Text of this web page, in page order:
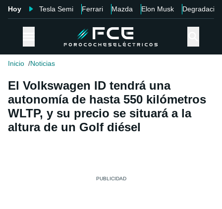
Hoy Tesla Semi Ferrari Mazda Elon Musk Degradación
Inicio Noticias
El Volkswagen ID tendrá una
autonomía de hasta 550 kilómetros
WLTP, y su precio se situará a la
altura de un Golf diésel